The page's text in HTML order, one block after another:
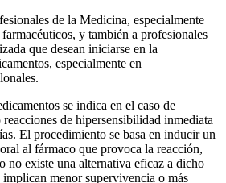
de la Medicina, especialmente
y también a profesionales
que desean iniciarse en la
especialmente en
se indica en el caso de
de hipersensibilidad inmediata
El procedimiento se basa en inducir un
al fármaco que provoca la reacción,
no existe una alternativa eficaz a dicho
menor supervivencia o más